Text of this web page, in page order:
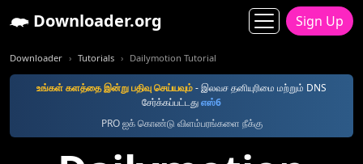
Downloader.org Sign Up
Downloader Tutorials Dailymotion Tutorial
உங்கள் களத்தை இன்று பதிவு செய்யவும்- இலவச தனியுரிமை மற்றும் DNS
சேர்க்கப்பட்டதுஎஸ்6
PRO ஐக் கொண்டு விளம்பரங்களை நீக்கு